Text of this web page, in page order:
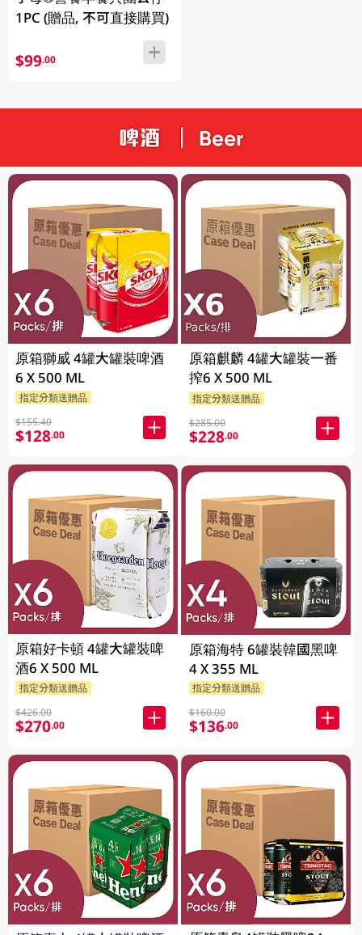
1PC (贈品, 不可直接購買)
$99.00
原箱獅威 4罐大罐裝啤酒
6 X 500 ML
指定分類送贈品
$155.40
$128.00
原箱好卡頓 4罐大罐裝啤
酒6 X 500 ML
指定分類送贈品
$426.00
$270.00
原箱麒麟 4罐大罐裝一番
搾6 X 500 ML
指定分類送贈品
$285.00
$228.00
原箱海特 6罐裝韓國黑啤
4 X 355 ML
指定分類送贈品
$160.00
$136.00